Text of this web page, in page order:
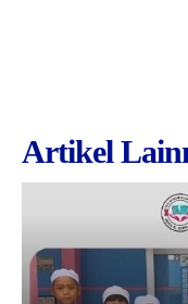
Artikel